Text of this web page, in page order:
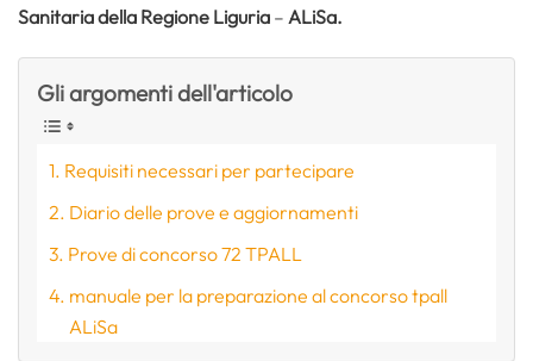
Sanitaria della Regione Liguria – ALiSa.
Gli argomenti dell'articolo
Requisiti necessari per partecipare
Diario delle prove e aggiornamenti
Prove di concorso 72 TPALL
manuale per la preparazione al concorso tpall
ALiSa